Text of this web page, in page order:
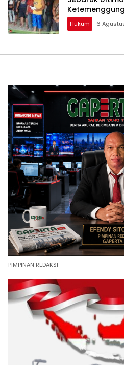
Biarkan Hukum
Hukum 6
PIMPINAN REDAKSI